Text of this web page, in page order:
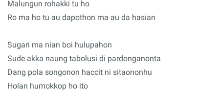
Malungun rohakki tu ho
Ro ma ho tu au dapothon ma au da hasian
Sugari ma nian boi hulupahon
Sude akka naung tabolusi di pardonganonta
Dang pola songonon haccit ni sitaononhu
Holan humokkop ho ito